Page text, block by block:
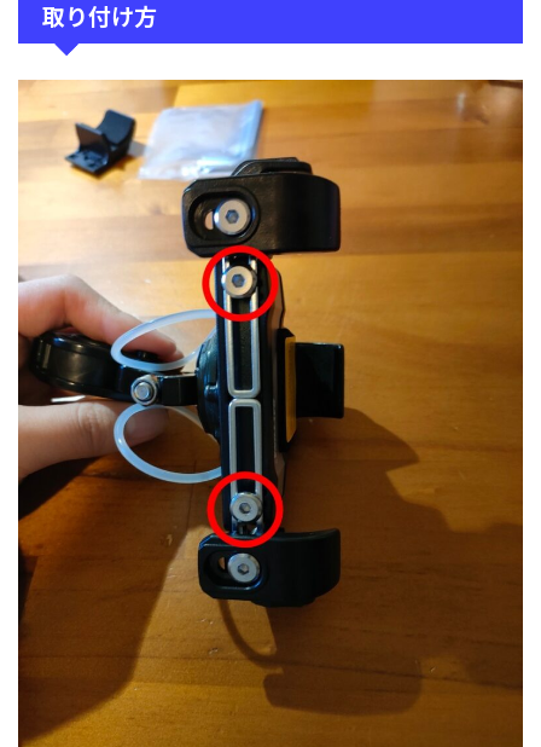
取り付け方